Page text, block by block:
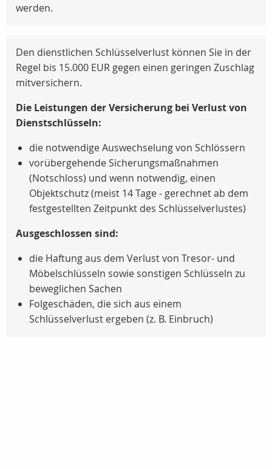
werden.
Den dienstlichen Schlüsselverlust können Sie in der
Regel bis 15.000 EUR gegen einen geringen Zuschlag
mitversichern.
Die Leistungen der Versicherung bei Verlust von
Dienstschlüsseln:
die notwendige Auswechselung von Schlössern
vorübergehende Sicherungsmaßnahmen
(Notschloss) und wenn notwendig, einen
Objektschutz (meist 14 Tage - gerechnet ab dem
festgestellten Zeitpunkt des Schlüsselverlustes)
Ausgeschlossen sind:
die Haftung aus dem Verlust von Tresor- und
Möbelschlüsseln sowie sonstigen Schlüsseln zu
beweglichen Sachen
Folgeschäden, die sich aus einem
Schlüsselverlust ergeben (z. B. Einbruch)